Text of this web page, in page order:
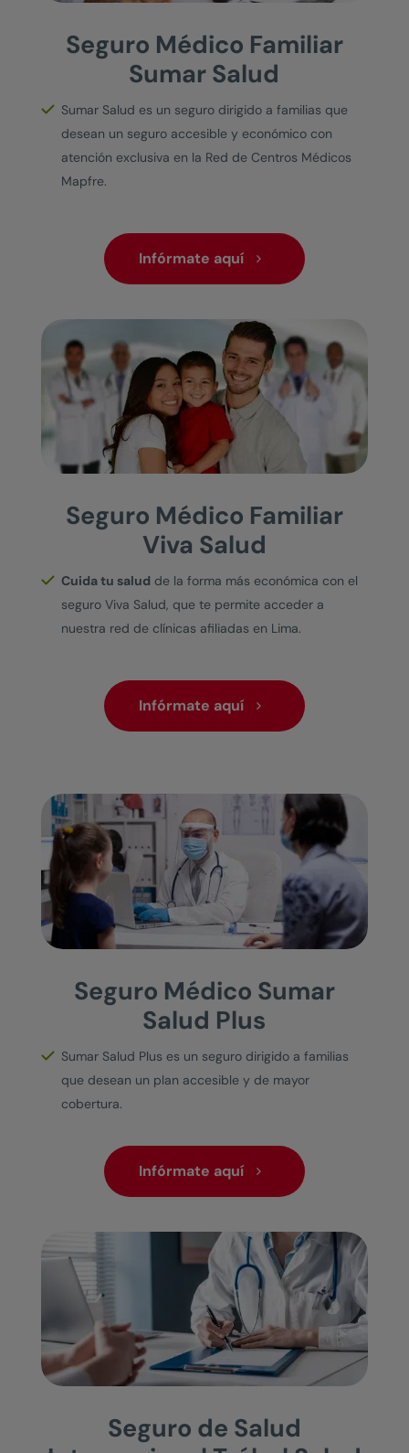
Seguro Médico Familiar
Sumar Salud
Sumar Salud es un seguro dirigido a familias que
desean un seguro accesible y económico con
atención exclusiva en la Red de Centros Médicos
Mapfre.
Infórmate aquí
Seguro Médico Familiar
Viva Salud
Cuida tu salud de la forma más económica con el
seguro Viva Salud, que te permite acceder a
nuestra red de clínicas afiliadas en Lima.
Infórmate aquí
Seguro Médico Sumar
Salud Plus
Sumar Salud Plus es un seguro dirigido a familias
que desean un plan accesible y de mayor
cobertura.
Infórmate aquí
Seguro de Salud